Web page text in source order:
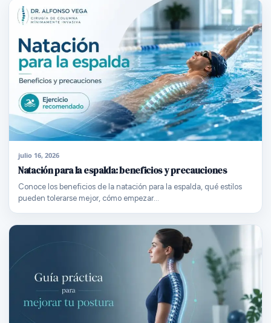
julio 16, 2026
Natación para la espalda: beneficios y precauciones
Conoce los beneficios de la natación para la espalda, qué estilos
pueden tolerarse mejor, cómo empezar…